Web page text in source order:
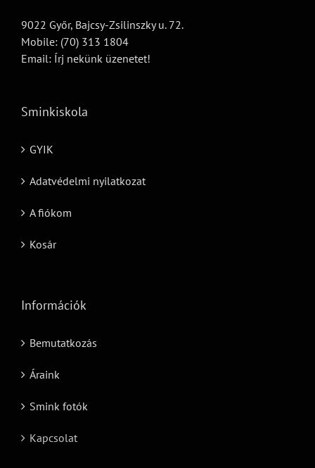
9022 Győr, Bajcsy-Zsilinszky u. 72.
Mobile: (70) 313 1804
Email: Írj nekünk üzenetet!
Sminkiskola
GYIK
Adatvédelmi nyilatkozat
A fiókom
Kosár
Információk
Bemutatkozás
Áraink
Smink fotók
Kapcsolat